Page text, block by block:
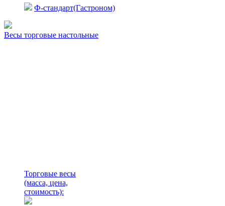
Ф-стандарт(Гастроном)
Весы торговые настольные
Торговые весы
(масса, цена,
стоимость):